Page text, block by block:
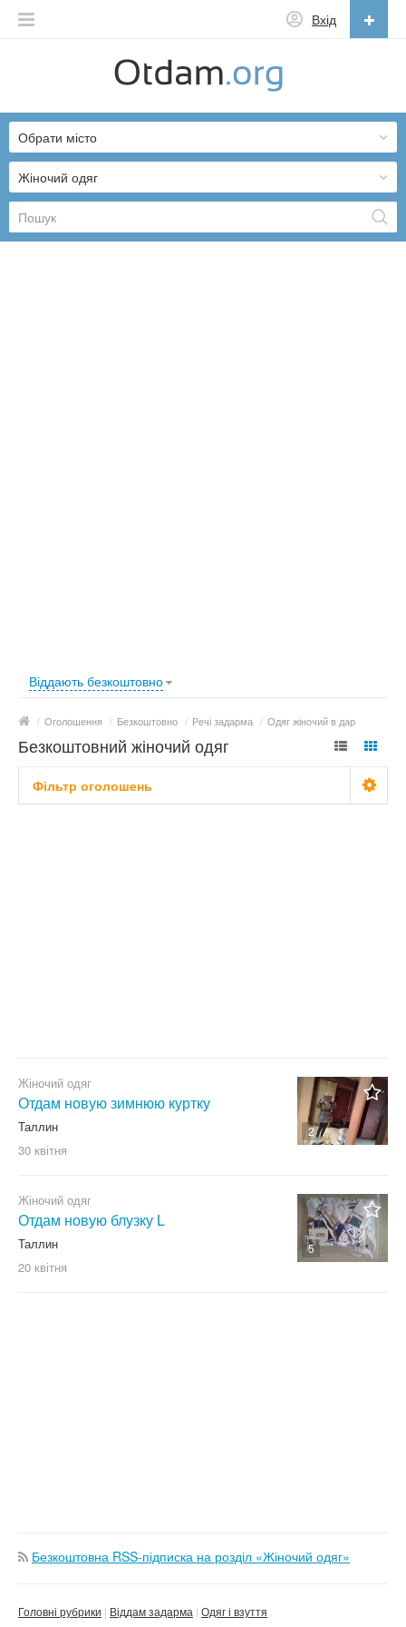
Вхід
English
Русский
Українська
Жіночий одяг
Обрати місто
Віддають безкоштовно
/ Оголошення / Безкоштовно / Речі задарма / Одяг жіночий в дар
Безкоштовний жіночий одяг
Фільтр оголошень
2
Жіночий одяг
Отдам новую зимнюю куртку
Таллин
30 квітня
5
Жіночий одяг
Отдам новую блузку L
Таллин
20 квітня
Безкоштовна RSS-підписка на розділ «Жіночий одяг»
Головні рубрики Віддам задарма Одяг і взуття